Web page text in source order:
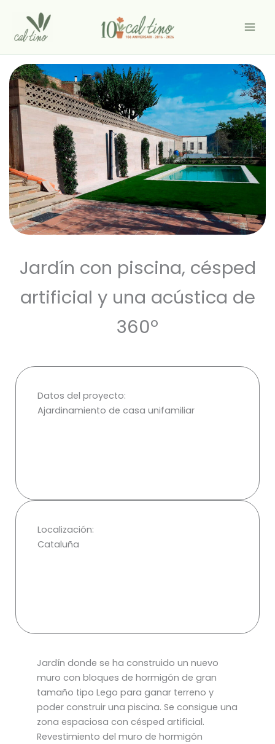
contenido
Jardín con piscina, césped
artificial y una acústica de
360º
Datos del proyecto:
Ajardinamiento de casa unifamiliar
Localización:
Cataluña
Jardín donde se ha construido un nuevo
muro con bloques de hormigón de gran
tamaño tipo Lego para ganar terreno y
poder construir una piscina. Se consigue una
zona espaciosa con césped artificial.
Revestimiento del muro de hormigón